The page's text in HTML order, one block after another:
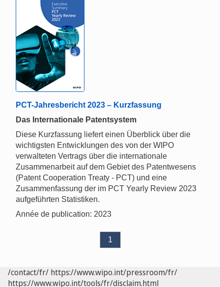
PCT-Jahresbericht 2023 – Kurzfassung
Das Internationale Patentsystem
Diese Kurzfassung liefert einen Überblick über die
wichtigsten Entwicklungen des von der WIPO
verwalteten Vertrags über die internationale
Zusammenarbeit auf dem Gebiet des Patentwesens
(Patent Cooperation Treaty - PCT) und eine
Zusammenfassung der im PCT Yearly Review 2023
aufgeführten Statistiken.
Année de publication: 2023
1
/contact/fr/ https://www.wipo.int/pressroom/fr/
https://www.wipo.int/tools/fr/disclaim.html